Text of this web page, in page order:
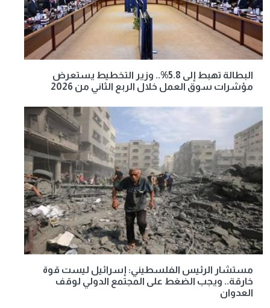
البطالة تهبط إلى 5.8%.. وزير التخطيط يستعرض
مؤشرات سوق العمل خلال الربع الثاني من 2026
مستشار الرئيس الفلسطيني: إسرائيل ليست قوة
خارقة.. ويجب الضغط على المجتمع الدولي لوقف
العدوان